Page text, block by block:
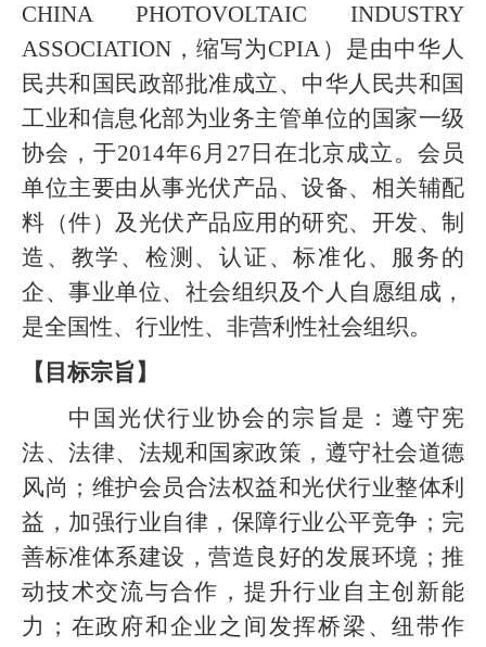
CHINA PHOTOVOLTAIC INDUSTRY
ASSOCIATION ，缩写为CPIA ）是由中华人
民共和国民政部批准成立、中华人民共和国
工业和信息化部为业务主管单位的国家一级
协会，于2014年6 月 27 日在北京成立。会员
单位主要由从事光伏产品、设备、相关辅配
料（件）及光伏产品应用的研究、开发、制
造、教学、检测、认证、标准化、服务的
企、事业单位、社会组织及个人自愿组成，
是全国性、行业性、非营利性社会组织。
【目标宗旨】
中国光伏行业协会的宗旨是：遵守宪
法、法律、法规和国家政策，遵守社会道德
风尚；维护会员合法权益和光伏行业整体利
益，加强行业自律，保障行业公平竞争；完
善标准体系建设，营造良好的发展环境；推
动技术交流与合作，提升行业自主创新能
力；在政府和企业之间发挥桥梁、纽带作